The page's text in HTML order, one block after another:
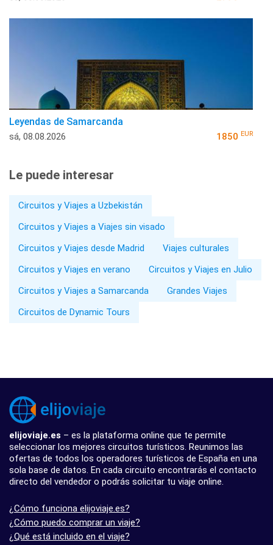
Leyendas de Samarcanda
sá, 08.08.2026 1850 EUR
Le puede interesar
Circuitos y Viajes a Uzbekistán
Circuitos y Viajes a Viajes sin visado
Circuitos y Viajes desde Madrid
Viajes culturales
Circuitos y Viajes en verano
Circuitos y Viajes en Julio
Circuitos y Viajes a Samarcanda
Grandes Viajes
Circuitos de Dynamic Tours
elijoviaje.es – es la plataforma online que te permite
seleccionar los mejores circuitos turísticos. Reunimos las
ofertas de todos los operadores turísticos de España en una
sola base de datos. En cada circuito encontrarás el contacto
directo del vendedor o podrás solicitar tu viaje online.
¿Cómo funciona elijoviaje.es?
¿Cómo puedo comprar un viaje?
¿Qué está incluido en el viaje?